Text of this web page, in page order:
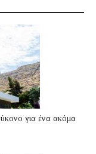
για ένα ακόμα